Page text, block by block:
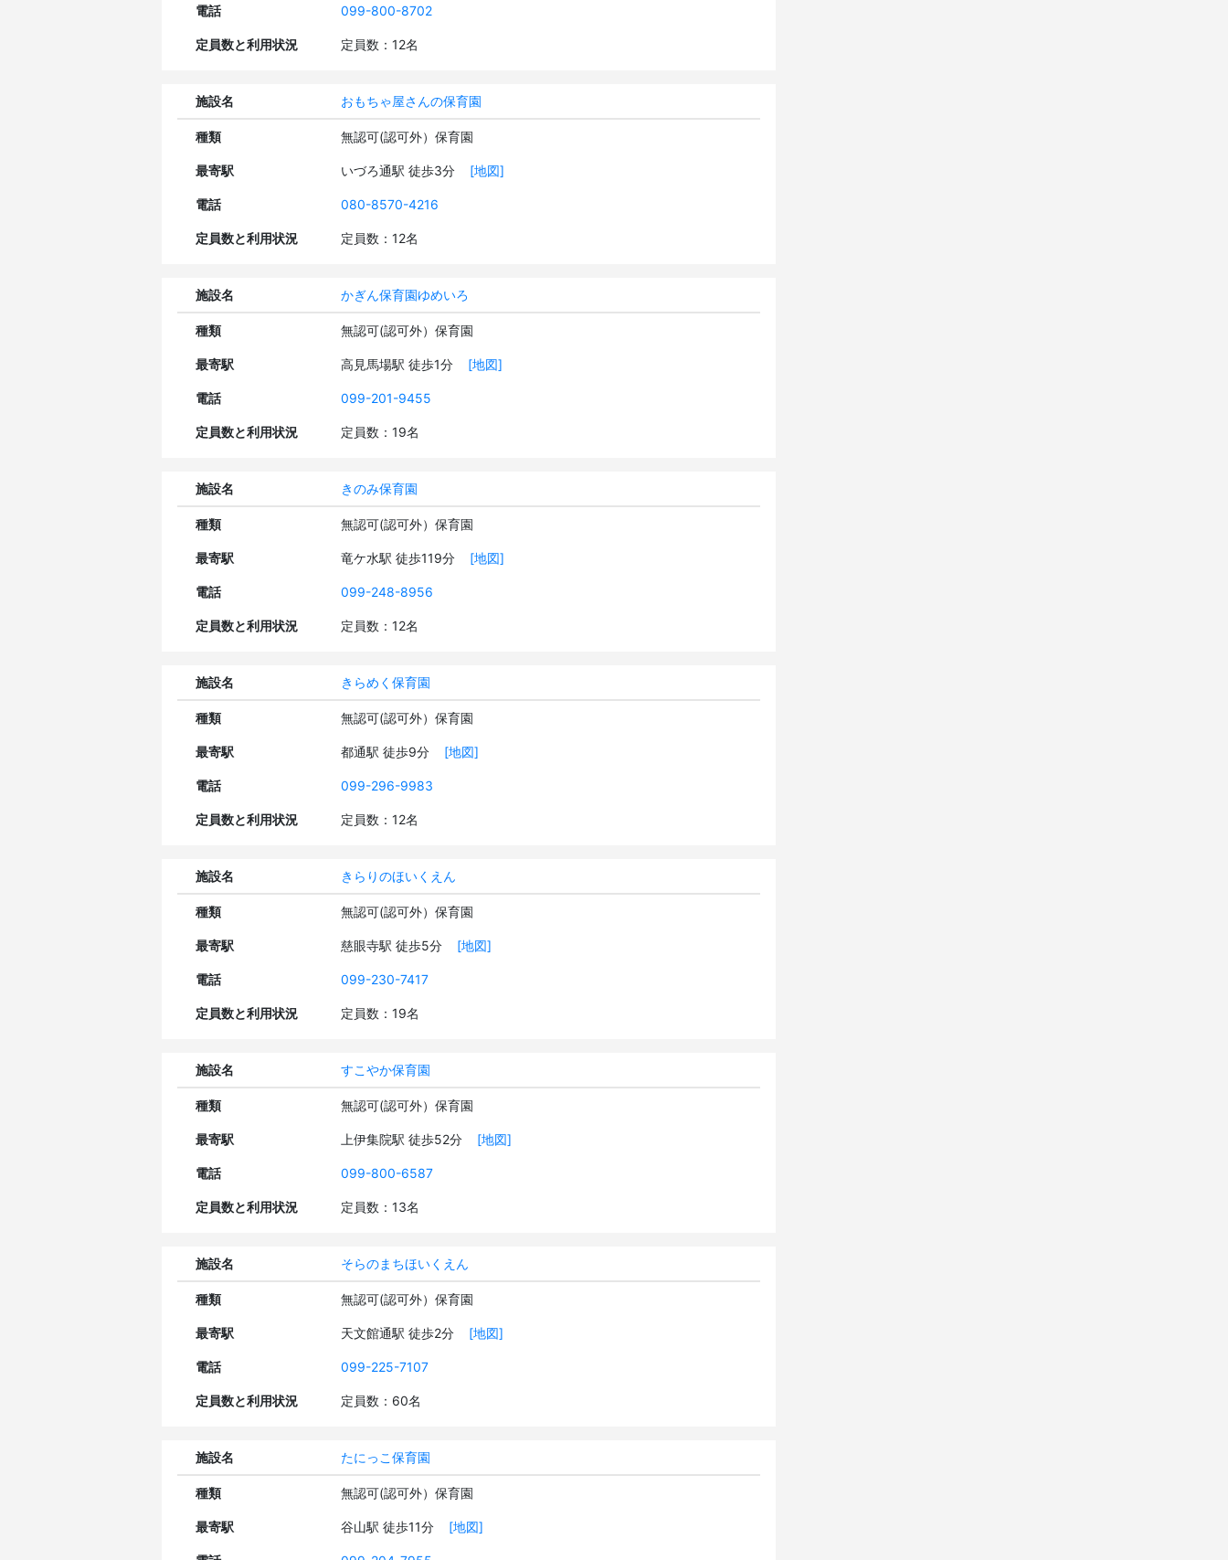
電話 099-800-8702
定員数と利用状況 定員数：12名
施設名 おもちゃ屋さんの保育園
種類 無認可(認可外）保育園
最寄駅 いづろ通駅 徒歩3分 [地図]
電話 080-8570-4216
定員数と利用状況 定員数：12名
施設名 かぎん保育園ゆめいろ
種類 無認可(認可外）保育園
最寄駅 高見馬場駅 徒歩1分 [地図]
電話 099-201-9455
定員数と利用状況 定員数：19名
施設名 きのみ保育園
種類 無認可(認可外）保育園
最寄駅 竜ケ水駅 徒歩119分 [地図]
電話 099-248-8956
定員数と利用状況 定員数：12名
施設名 きらめく保育園
種類 無認可(認可外）保育園
最寄駅 都通駅 徒歩9分 [地図]
電話 099-296-9983
定員数と利用状況 定員数：12名
施設名 きらりのほいくえん
種類 無認可(認可外）保育園
最寄駅 慈眼寺駅 徒歩5分 [地図]
電話 099-230-7417
定員数と利用状況 定員数：19名
施設名 すこやか保育園
種類 無認可(認可外）保育園
最寄駅 上伊集院駅 徒歩52分 [地図]
電話 099-800-6587
定員数と利用状況 定員数：13名
施設名 そらのまちほいくえん
種類 無認可(認可外）保育園
最寄駅 天文館通駅 徒歩2分 [地図]
電話 099-225-7107
定員数と利用状況 定員数：60名
施設名 たにっこ保育園
種類 無認可(認可外）保育園
最寄駅 谷山駅 徒歩11分 [地図]